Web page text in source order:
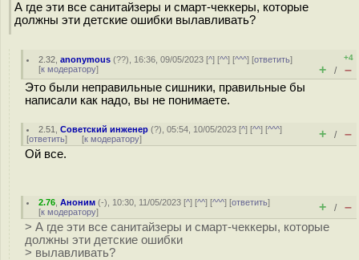
А где эти все санитайзеры и смарт-чеккеры, которые
должны эти детские ошибки вылавливать?
2.32 ,anonymous (??), 16:36, 09/05/2023 [^] [^^] [^^^] [ответить]
[к модератору]
+4
+ / –
Это были неправильные сишники, правильные бы
написали как надо, вы не понимаете.
2.51 ,Советский инженер (?), 05:54, 10/05/2023 [^] [^^] [^^^]
[ответить] [к модератору] + / –
Ой все.
2.76 ,Аноним (-), 10:30, 11/05/2023 [^] [^^] [^^^] [ответить]
[к модератору] + / –
> А где эти все санитайзеры и смарт-чеккеры, которые
должны эти детские ошибки
> вылавливать?